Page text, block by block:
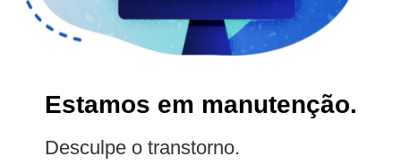
Estamos em manutenção.
Desculpe o transtorno.